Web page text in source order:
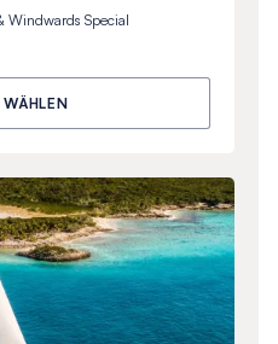
Windwards Special